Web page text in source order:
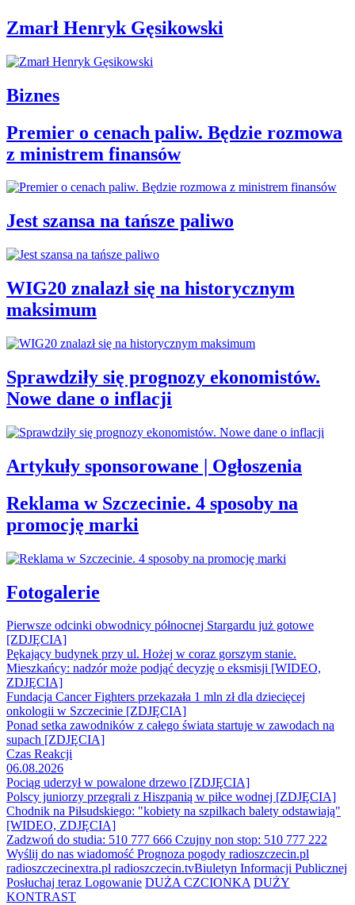
Zmarł Henryk Gęsikowski
Biznes
Premier o cenach paliw. Będzie rozmowa
z ministrem finansów
Jest szansa na tańsze paliwo
WIG20 znalazł się na historycznym
maksimum
Sprawdziły się prognozy ekonomistów.
Nowe dane o inflacji
Artykuły sponsorowane | Ogłoszenia
Reklama w Szczecinie. 4 sposoby na
promocję marki
Fotogalerie
Pierwsze odcinki obwodnicy północnej Stargardu już gotowe
[ZDJĘCIA]
Pękający budynek przy ul. Hożej w coraz gorszym stanie.
Mieszkańcy: nadzór może podjąć decyzję o eksmisji [WIDEO,
ZDJĘCIA]
Fundacja Cancer Fighters przekazała 1 mln zł dla dziecięcej
onkologii w Szczecinie [ZDJĘCIA]
Ponad setka zawodników z całego świata startuje w zawodach na
supach [ZDJĘCIA]
Czas Reakcji
06.08.2026
Pociąg uderzył w powalone drzewo [ZDJĘCIA]
Polscy juniorzy przegrali z Hiszpanią w piłce wodnej [ZDJĘCIA]
Chodnik na Piłsudskiego: "kobiety na szpilkach balety odstawiają"
[WIDEO, ZDJĘCIA]
Zadzwoń do studia: 510 777 666 Czujny non stop: 510 777 222
Wyślij do nas wiadomość Prognoza pogody radioszczecin.pl
radioszczecinextra.pl radioszczecin.tvBiuletyn Informacji Publicznej
Posłuchaj teraz Logowanie DUŻA CZCIONKA DUŻY
KONTRAST